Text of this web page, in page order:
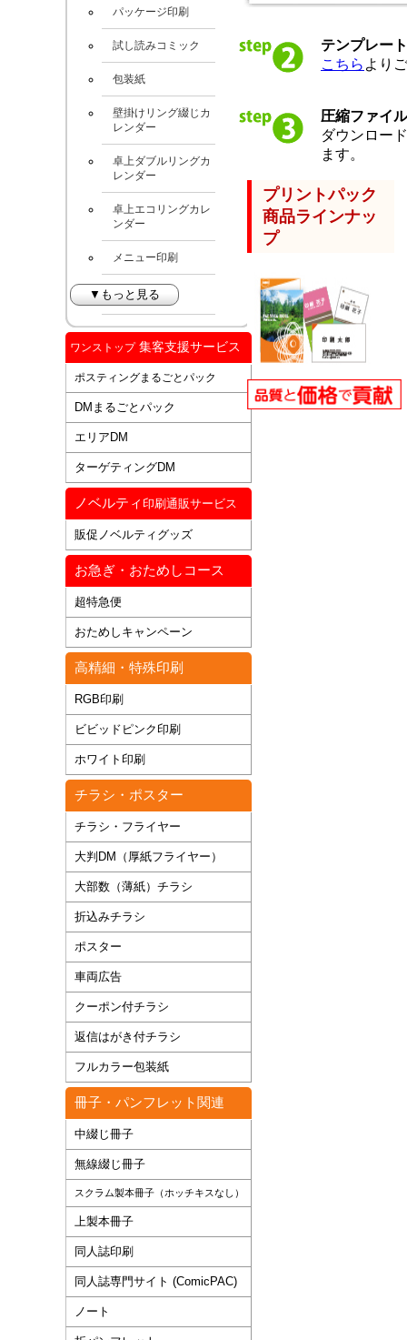
テンプレー
こちら より
圧縮ファイ
ダウンロー
ます。
パッケージ印刷
試し読みコミック
包装紙
壁掛けリング綴じカ
レンダー
卓上ダブルリングカ
レンダー
卓上エコリングカレ
ンダー
メニュー印刷
▼もっと見る
ワンストップ集客支援サービス
ポスティングまるごとパック
DMまるごとパック
エリアDM
ターゲティングDM
ノベルティ 印刷通販サービス
販促ノベルティグッズ
お急ぎ・おためしコース
超特急便
おためしキャンペーン
高精細・特殊印刷
RGB印刷
ビビッドピンク印刷
ホワイト印刷
チラシ・ポスター
チラシ・フライヤー
大判DM（厚紙フライヤー）
大部数（薄紙）チラシ
折込みチラシ
ポスター
車両広告
クーポン付チラシ
返信はがき付チラシ
フルカラー包装紙
冊子・パンフレット関連
中綴じ冊子
無線綴じ冊子
スクラム製本冊子（ホッチキスなし）
上製本冊子
同人誌印刷
同人誌専門サイト (ComicPAC)
ノート
プリントパック
商品ラインナッ
プ